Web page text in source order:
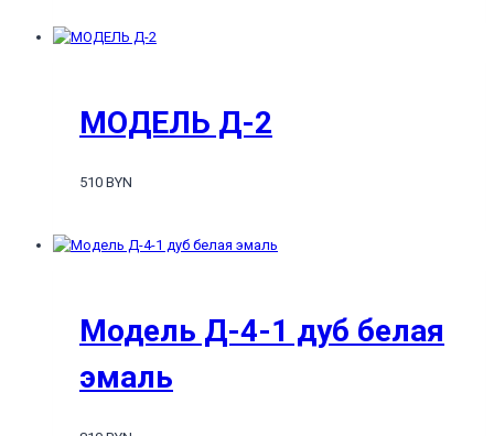
МОДЕЛЬ Д-2
510 BYN
Модель Д-4-1 дуб белая
эмаль